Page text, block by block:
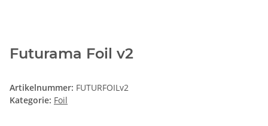
Futurama Foil v2
Artikelnummer: FUTURFOILv2
Kategorie: Foil